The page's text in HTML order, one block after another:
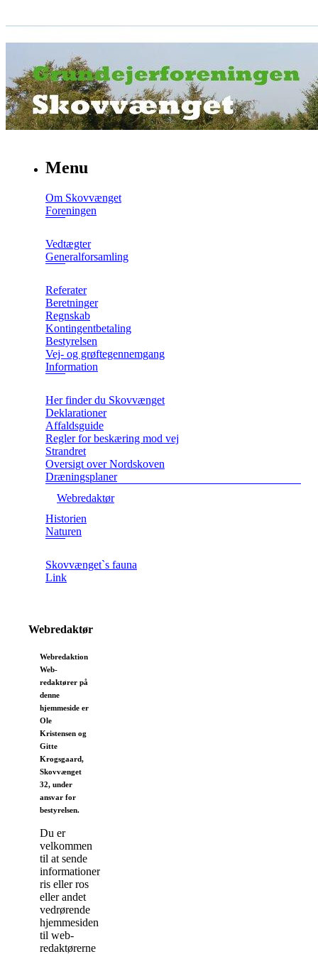
Menu
Om Skovvænget
Foreningen
Vedtægter
Generalforsamling
Referater
Beretninger
Regnskab
Kontingentbetaling
Bestyrelsen
Vej- og grøftegennemgang
Information
Her finder du Skovvænget
Deklarationer
Affaldsguide
Regler for beskæring mod vej
Strandret
Oversigt over Nordskoven
Dræningsplaner
Webredaktør
Historien
Naturen
Skovvænget`s fauna
Link
Webredaktør
Webredaktion
Web-
redaktører på
denne
hjemmeside er
Ole
Kristensen og
Gitte
Krogsgaard,
Skovvænget
32, under
ansvar for
bestyrelsen.
Du er
velkommen
til at sende
informationer,
ris eller ros
eller andet
vedrørende
hjemmesiden
til web-
redaktørerne